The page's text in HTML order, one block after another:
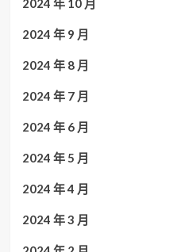
2024 年 10 月
2024 年 9 月
2024 年 8 月
2024 年 7 月
2024 年 6 月
2024 年 5 月
2024 年 4 月
2024 年 3 月